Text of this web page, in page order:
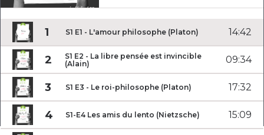
1 S1 E1 - L'amour philosophe (Platon) 14:42
2
S1 E2 - La libre pensée est invincible
(Alain)
09:34
3 S1 E3 - Le roi-philosophe (Platon) 17:32
4 S1-E4 Les amis du lento (Nietzsche) 15:09